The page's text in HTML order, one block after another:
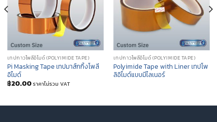
เทปกาวโพลีอิไมด์ (POLYIMIDE TAPE)
Pi Masking Tape เทปมาส์กกิ้งโพลี
อิไมด์
฿20.00 ราคาไม่รวม VAT
เทปกาวโพลีอิไมด์ (POLYIMIDE TAPE)
Polyimide Tape with Liner เทปโพ
ลิอิไมด์แบบมีไลเนอร์